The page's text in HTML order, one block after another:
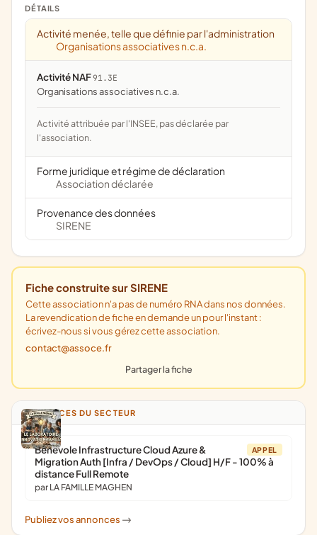
DÉTAILS
Activité menée, telle que définie par l'administration
Organisations associatives n.c.a.
Activité NAF91.3E
Organisations associatives n.c.a.
Activité attribuée par l'INSEE, pas déclarée par
l'association.
Forme juridique et régime de déclaration
Association déclarée
Provenance des données
SIRENE
Fiche construite sur SIRENE
Cette association n'a pas de numéro RNA dans nos données.
La revendication de fiche en demande un pour l'instant :
écrivez-nous si vous gérez cette association.
contact@assoce.fr
Partager la fiche
ANNONCES DU SECTEUR
APPEL
Bénévole Infrastructure Cloud Azure &
Migration Auth [Infra / DevOps / Cloud] H/F - 100% à
distance Full Remote
par LA FAMILLE MAGHEN
Publiez vos annonces ->